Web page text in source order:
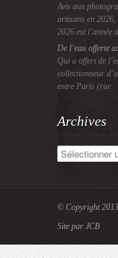
Avis aux
artisans en
2026 est l’année
De l’eau offerte
Qui a offert de
collectionneur
entre Paris (rue
Archives
Archives
© Copyright
Site par JCB